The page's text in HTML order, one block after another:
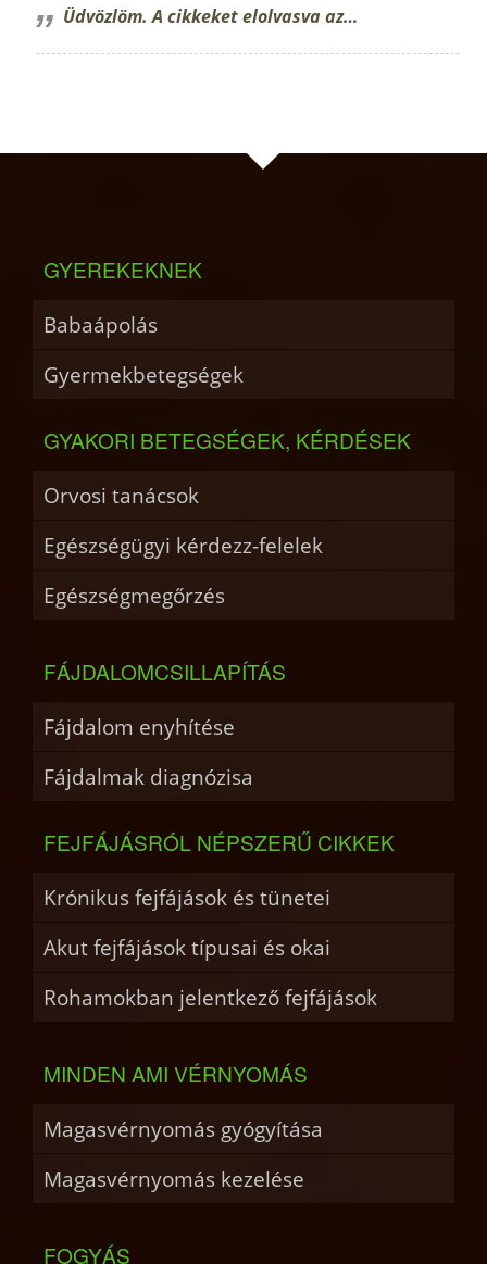
Üdvözlöm. A cikkeket elolvasva az…
GYEREKEKNEK
Babaápolás
Gyermekbetegségek
GYAKORI BETEGSÉGEK, KÉRDÉSEK
Orvosi tanácsok
Egészségügyi kérdezz-felelek
Egészségmegőrzés
FÁJDALOMCSILLAPÍTÁS
Fájdalom enyhítése
Fájdalmak diagnózisa
FEJFÁJÁSRÓL NÉPSZERŰ CIKKEK
Krónikus fejfájások és tünetei
Akut fejfájások típusai és okai
Rohamokban jelentkező fejfájások
MINDEN AMI VÉRNYOMÁS
Magasvérnyomás gyógyítása
Magasvérnyomás kezelése
FOGYÁS